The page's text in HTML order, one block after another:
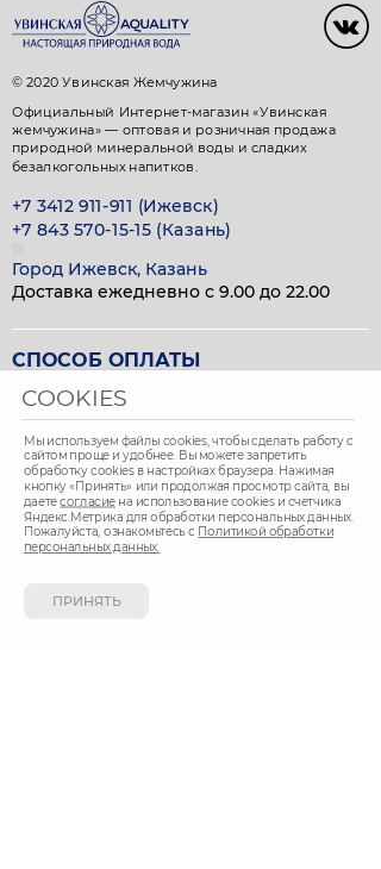
© 2020 Увинская Жемчужина
Официальный Интернет-магазин «Увинская
жемчужина» — оптовая и розничная продажа
природной минеральной воды и сладких
безалкогольных напитков.
+7 3412 911-911 (Ижевск)
+7 843 570-15-15 (Казань)
Город Ижевск, Казань
Доставка ежедневно с 9.00 до 22.00
СПОСОБ ОПЛАТЫ
Вы можете оплатить покупки наличными при
получении, либо выбрать другой способ оплаты.
COOKIES
Мы используем файлы cookies, чтобы сделать работу с
сайтом проще и удобнее. Вы можете запретить
обработку сookies в настройках браузера. Нажимая
кнопку «Принять» или продолжая просмотр сайта, вы
даетесогласиена использование cookies и счетчика
Яндекс.Метрика для обработки персональных данных.
Пожалуйста, ознакомьтесь с Политикой обработки
персональных данных.
ПРИНЯТЬ